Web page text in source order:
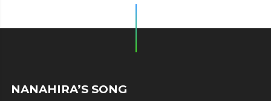
NANAHIRA’S SONG